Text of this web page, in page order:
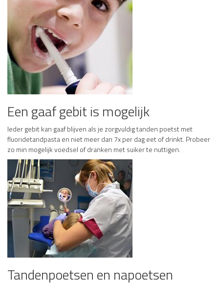
Een gaaf gebit is mogelijk
Ieder gebit kan gaaf blijven als je zorgvuldig tanden poetst met
fluoridetandpasta en niet meer dan 7x per dag eet of drinkt. Probeer
zo min mogelijk voedsel of dranken met suiker te nuttigen.
Tandenpoetsen en napoetsen